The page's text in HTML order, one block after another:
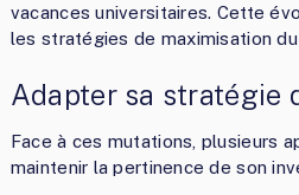
vacances universitaires. Cette
les stratégies de maximisation du
Adapter sa stratégie
Face à ces mutations, plusieurs
maintenir la pertinence de son